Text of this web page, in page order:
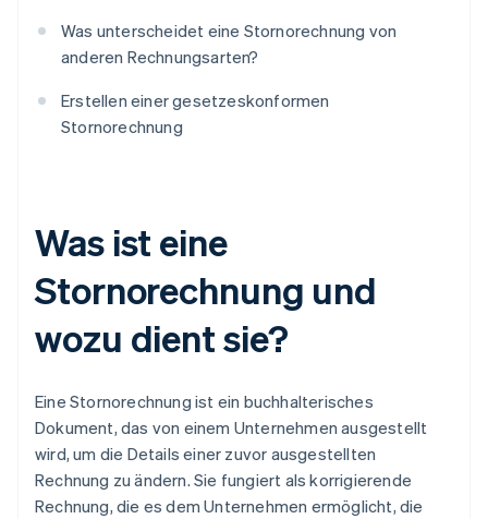
Was unterscheidet eine Stornorechnung von
anderen Rechnungsarten?
Erstellen einer gesetzeskonformen
Stornorechnung
Was ist eine
Stornorechnung und
wozu dient sie?
Eine Stornorechnung ist ein buchhalterisches
Dokument, das von einem Unternehmen ausgestellt
wird, um die Details einer zuvor ausgestellten
Rechnung zu ändern. Sie fungiert als korrigierende
Rechnung, die es dem Unternehmen ermöglicht, die